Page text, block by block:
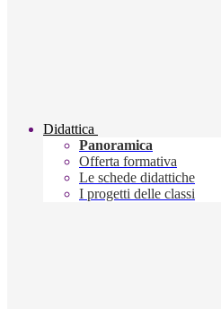
Didattica
Panoramica
Offerta formativa
Le schede didattiche
I progetti delle classi